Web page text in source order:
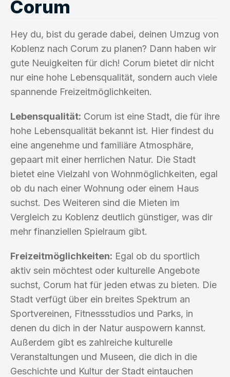
Corum
Hey du, bist du gerade dabei, deinen Umzug von
Koblenz nach Corum zu planen? Dann haben wir
gute Neuigkeiten für dich! Corum bietet dir nicht
nur eine hohe Lebensqualität, sondern auch viele
spannende Freizeitmöglichkeiten.
Lebensqualität: Corum ist eine Stadt, die für ihre
hohe Lebensqualität bekannt ist. Hier findest du
eine angenehme und familiäre Atmosphäre,
gepaart mit einer herrlichen Natur. Die Stadt
bietet eine Vielzahl von Wohnmöglichkeiten, egal
ob du nach einer Wohnung oder einem Haus
suchst. Des Weiteren sind die Mieten im
Vergleich zu Koblenz deutlich günstiger, was dir
mehr finanziellen Spielraum gibt.
Freizeitmöglichkeiten: Egal ob du sportlich
aktiv sein möchtest oder kulturelle Angebote
suchst, Corum hat für jeden etwas zu bieten. Die
Stadt verfügt über ein breites Spektrum an
Sportvereinen, Fitnessstudios und Parks, in
denen du dich in der Natur auspowern kannst.
Außerdem gibt es zahlreiche kulturelle
Veranstaltungen und Museen, die dich in die
Geschichte und Kultur der Stadt eintauchen